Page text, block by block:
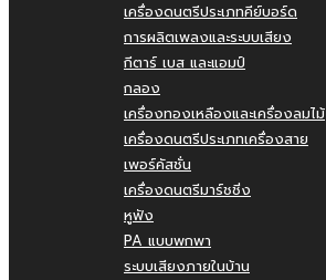
เครื่องดนตรีประเภทคีย์บอร์ด
การผลิตเพลงและระบบเสียง
กีตาร์ เบส และแอมป์
กลอง
เครื่องทองเหลืองและเครื่องลมไม้
เครื่องดนตรีประเภทเครื่องสาย
เพอร์คัสชั่น
เครื่องดนตรีมาร์ชชิ่ง
หูฟัง
PA แบบพกพา
ระบบเสียงภายในบ้าน